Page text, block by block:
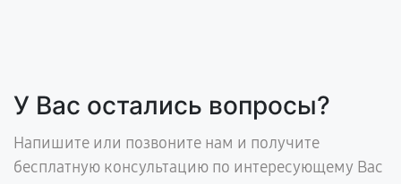
У Вас остались вопросы?
Напишите или позвоните нам и получите
бесплатную консультацию по интересующему Вас